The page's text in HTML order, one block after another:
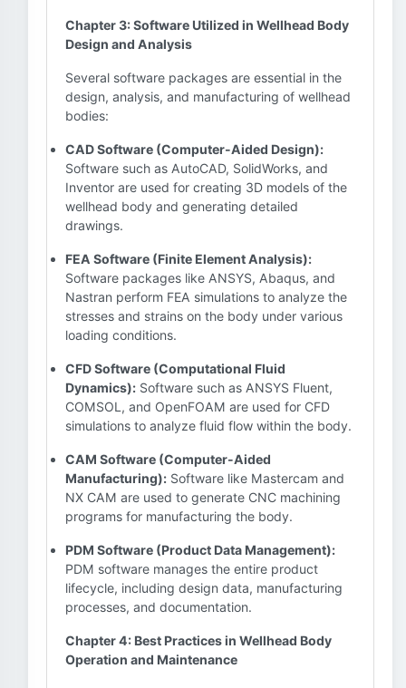
Chapter 3: Software Utilized in Wellhead Body
Design and Analysis
Several software packages are essential in the
design, analysis, and manufacturing of wellhead
bodies:
CAD Software (Computer-Aided Design):
Software such as AutoCAD, SolidWorks, and
Inventor are used for creating 3D models of the
wellhead body and generating detailed
drawings.
FEA Software (Finite Element Analysis):
Software packages like ANSYS, Abaqus, and
Nastran perform FEA simulations to analyze the
stresses and strains on the body under various
loading conditions.
CFD Software (Computational Fluid
Dynamics): Software such as ANSYS Fluent,
COMSOL, and OpenFOAM are used for CFD
simulations to analyze fluid flow within the body.
CAM Software (Computer-Aided
Manufacturing): Software like Mastercam and
NX CAM are used to generate CNC machining
programs for manufacturing the body.
PDM Software (Product Data Management):
PDM software manages the entire product
lifecycle, including design data, manufacturing
processes, and documentation.
Chapter 4: Best Practices in Wellhead Body
Operation and Maintenance